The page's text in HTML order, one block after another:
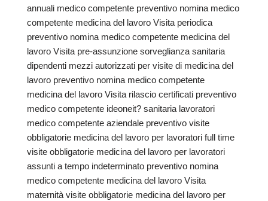
annuali medico competente preventivo nomina medico
competente medicina del lavoro Visita periodica
preventivo nomina medico competente medicina del
lavoro Visita pre-assunzione sorveglianza sanitaria
dipendenti mezzi autorizzati per visite di medicina del
lavoro preventivo nomina medico competente
medicina del lavoro Visita rilascio certificati preventivo
medico competente ideoneit? sanitaria lavoratori
medico competente aziendale preventivo visite
obbligatorie medicina del lavoro per lavoratori full time
visite obbligatorie medicina del lavoro per lavoratori
assunti a tempo indeterminato preventivo nomina
medico competente medicina del lavoro Visita
maternità visite obbligatorie medicina del lavoro per